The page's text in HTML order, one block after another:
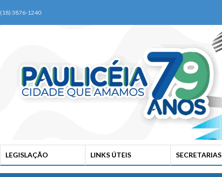
(18) 3876-1240
LEGISLAÇÃO LINKS ÚTEIS SECRETARIAS